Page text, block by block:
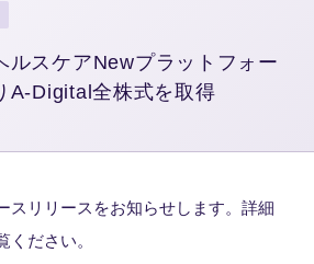
ルスケアNewプラットフォー
A-Digital全株式を取得
スリリースをお知らせします。詳細
ください。